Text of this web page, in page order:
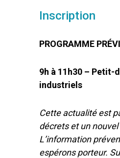
Inscription
PROGRAMME
9h à 11h30 – Petit-
industriels
Cette actualité est
décrets et un
L’information
espérons porteur.